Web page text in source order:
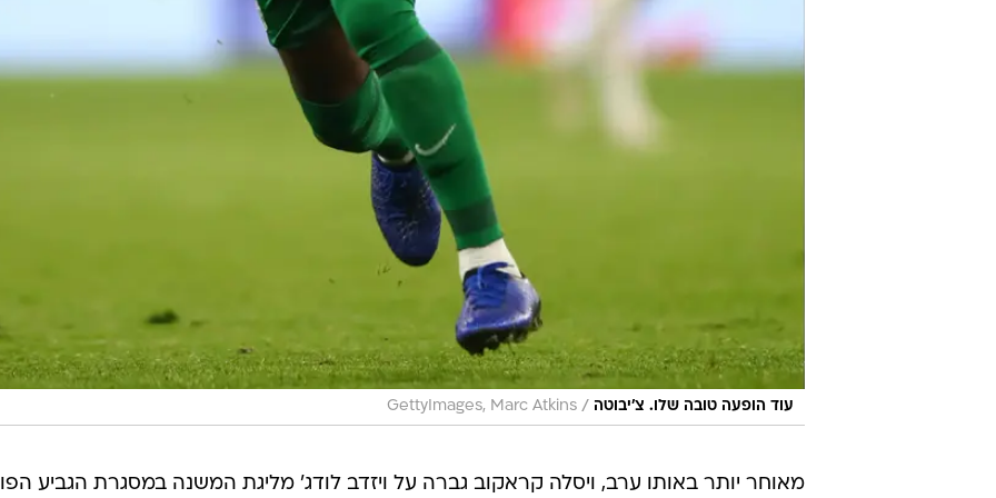
עוד הופעה טובה שלו. צ'יבוטה /
GettyImages, Marc Atkins
מאוחר יותר באותו ערב, ויסלה קראקוב גברה על ויזדב לודג' מליגת המשנה במסגרת הגביע